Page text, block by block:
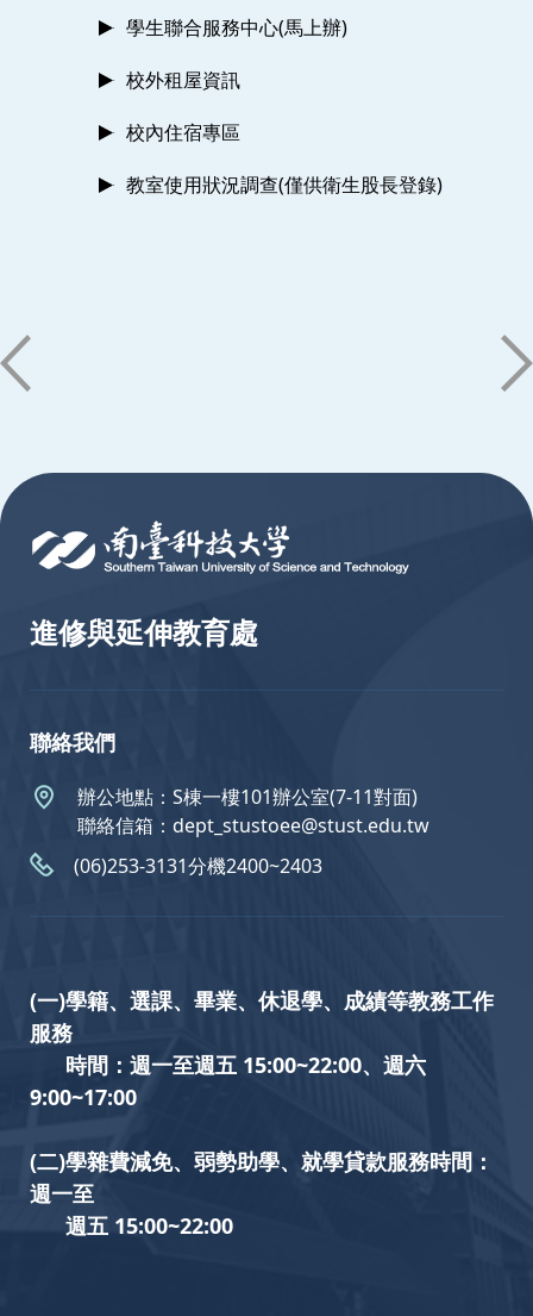
學生聯合服務中心(馬上辦)
校外租屋資訊
校內住宿專區
教室使用狀況調查(僅供衛生股長登錄)
進修與延伸教育處
聯絡我們
辦公地點：S棟一樓101辦公室(7-11對面)
聯絡信箱：dept_stustoee@stust.edu.tw
(06)253-3131分機2400~2403
(一)學籍、選課、畢業、休退學、成績等教務工作
服務
時間：週一至週五 15:00~22:00、週六
9:00~17:00
(二)學雜費減免、弱勢助學、就學貸款服務時間：
週一至
週五 15:00~22:00